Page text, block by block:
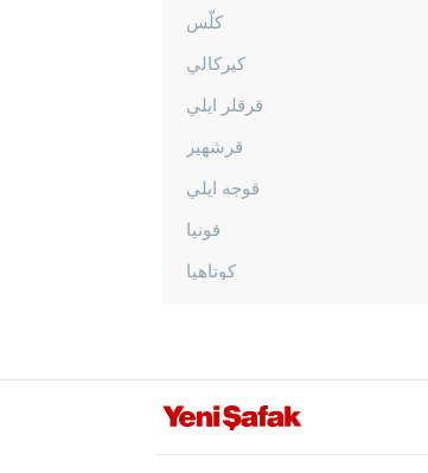
كلّس
كيركالي
قرقلر ايلي
قرشهير
قوجه ايلي
قونيا
كوتاهيا
مرسين